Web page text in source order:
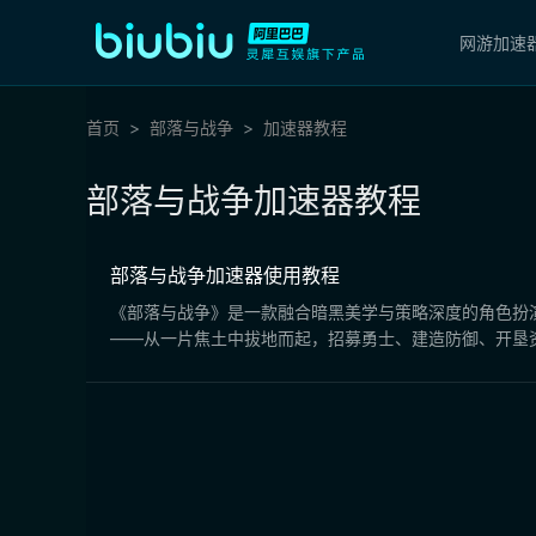
网游加速
首页 部落与战争 加速器教程
部落与战争加速器教程
部落与战争加速器使用教程
《部落与战争》是一款融合暗黑美学与策略深度的角色
——从一片焦土中拔地而起，招募勇士、建造防御、开垦